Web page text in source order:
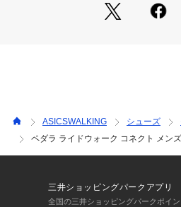
のスリッポンは、日常のさまざまな
ム。3Eラウンドラストモデルです。
ASICSWALKING シューズ
ペダラ ライドウォーク コネクト メンズ
三井ショッピングパークアプリ
全国の三井ショッピングパークポイ